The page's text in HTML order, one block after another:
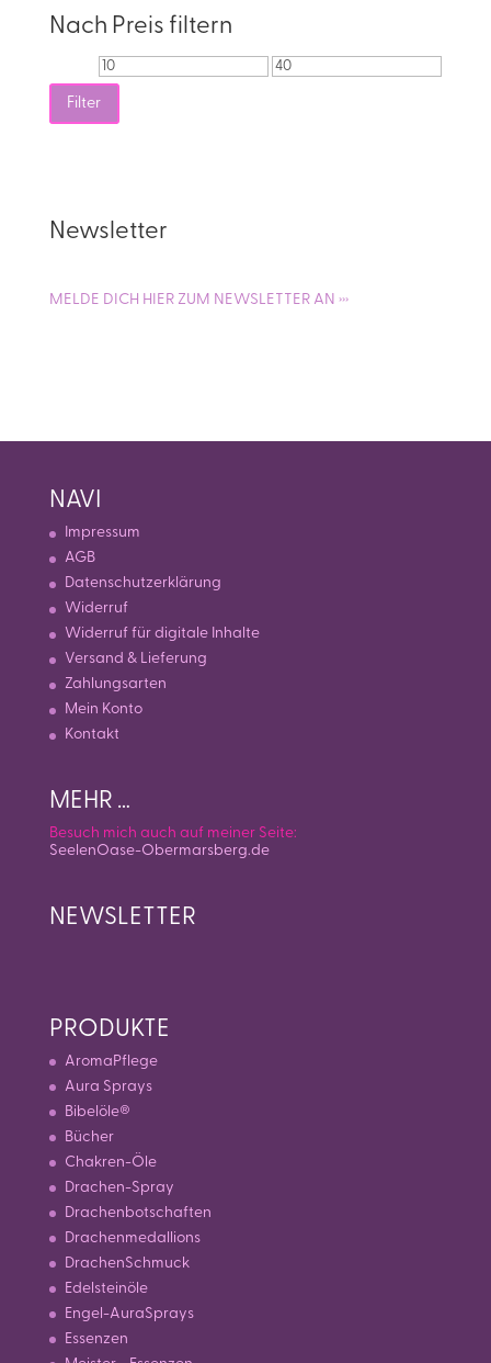
Nach Preis filtern
Min.
Preis
Max.
Filter
Newsletter
MELDE DICH HIER ZUM NEWSLETTER AN ›››
NAVI
Impressum
AGB
Datenschutzerklärung
Widerruf
Widerruf für digitale Inhalte
Versand & Lieferung
Zahlungsarten
Mein Konto
Kontakt
MEHR …
Besuch mich auch auf meiner Seite:
SeelenOase-Obermarsberg.de
NEWSLETTER
PRODUKTE
AromaPflege
Aura Sprays
Bibelöle®
Bücher
Chakren-Öle
Drachen-Spray
Drachenbotschaften
Drachenmedallions
DrachenSchmuck
Edelsteinöle
Engel-AuraSprays
Essenzen